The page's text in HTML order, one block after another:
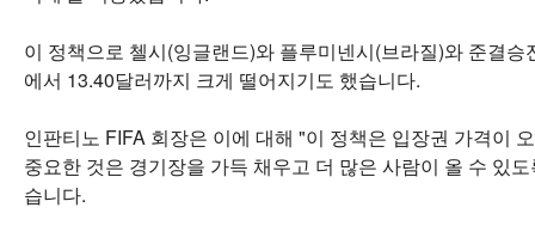
이 정책으로 첼시(잉글랜드)와 플루미넨시(브라질)와 준결
에서 13.40달러까지 크게 떨어지기도 했습니다.
인판티노 FIFA 회장은 이에 대해 "이 정책은 입장권 가격이
중요한 것은 경기장을 가득 채우고 더 많은 사람이 올 수 있
습니다.